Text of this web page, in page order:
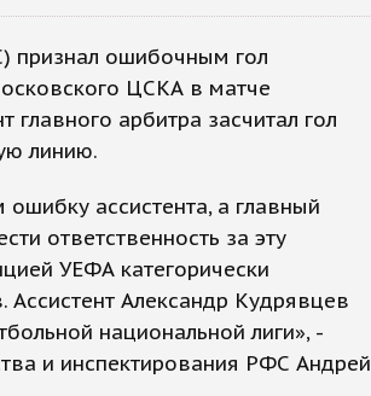
признал ошибочным гол
ЦСКА в матче
главного арбитра засчитал гол
линию.
ассистента, а главный
ответственность за эту
УЕФА категорически
Ассистент Александр Кудрявцев
национальной лиги», -
и инспектирования РФС Андрей